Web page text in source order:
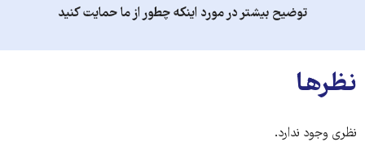
توضیح بیشتر در مورد اینکه چطور از ما حمایت کنید
نظرها
نظری وجود ندارد.